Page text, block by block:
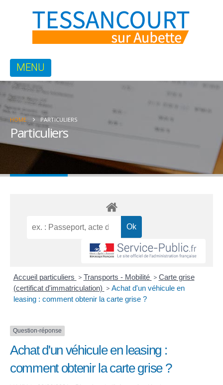
HOME PARTICULIERS
Particuliers
Accueil particuliers > Transports - Mobilité > Carte grise
(certificat d'immatriculation) > Achat d'un véhicule en
leasing : comment obtenir la carte grise ?
Question-réponse
Achat d'un véhicule en leasing :
comment obtenir la carte grise ?